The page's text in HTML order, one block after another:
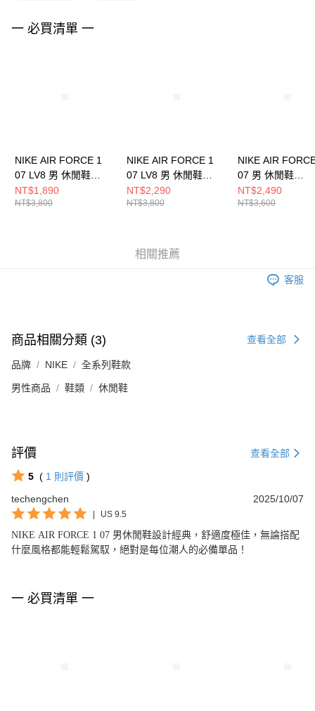
３．未成年的使用者請事先徵得法定代理人或監護人之同意方可使用
「AFTEE先享後付」，若未經同意申辦者引起之損失，本公司不負相關責
一 必買清單 一
NIKE AIR FORCE 1
07 LV8 男 休閒鞋
HQ3612113
NT$1,890
NT$3,800
NIKE AIR FORCE 1
07 LV8 男 休閒鞋
HJ4465700
NT$2,290
NT$3,800
NIKE AIR
07 男 休閒鞋
FJ4146122
NT$2,490
NT$3,600
相關推薦
客服
商品相關分類 (3) 查看全部
品牌 NIKE 全系列鞋款
男性商品 鞋類 休閒鞋
評價 查看全部
5 ( 1 則評價 )
techengchen
2025/10/07
US 9.5
NIKE AIR FORCE 1 07 男休閒鞋設計經典，舒適度極佳，無論搭配
什麼風格都能輕鬆駕馭，絕對是每位潮人的必備單品！
一 必買清單 一